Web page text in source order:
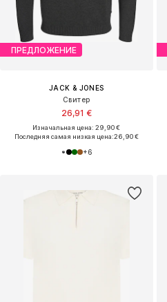
ПРЕДЛОЖЕНИЕ
JACK & JONES
Свитер
26,91 €
Изначальная цена: 29,90 €
Последняя самая низкая цена:26,90 €
+6